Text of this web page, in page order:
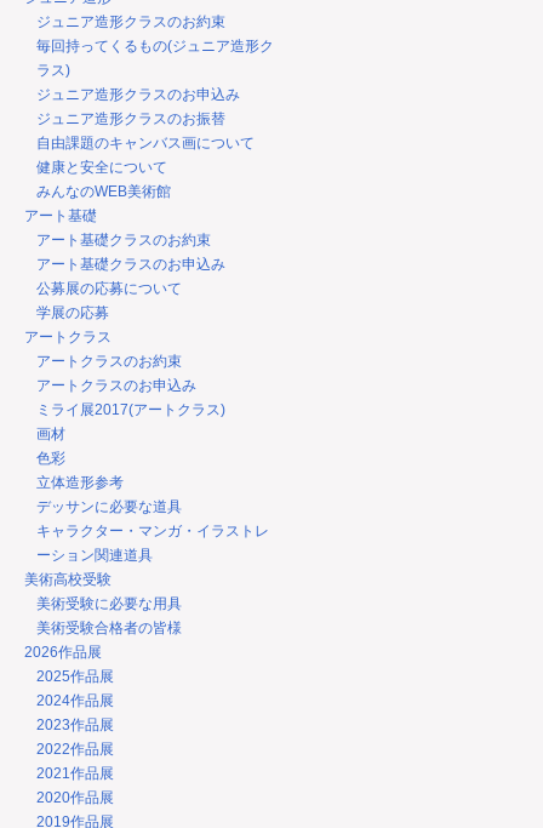
ジュニア造形クラスのお約束
毎回持ってくるもの(ジュニア造形ク
ラス)
ジュニア造形クラスのお申込み
ジュニア造形クラスのお振替
自由課題のキャンバス画について
健康と安全について
みんなのWEB美術館
アート基礎
アート基礎クラスのお約束
アート基礎クラスのお申込み
公募展の応募について
学展の応募
アートクラス
アートクラスのお約束
アートクラスのお申込み
ミライ展2017(アートクラス)
画材
色彩
立体造形参考
デッサンに必要な道具
キャラクター・マンガ・イラストレ
ーション関連道具
美術高校受験
美術受験に必要な用具
美術受験合格者の皆様
2026作品展
2025作品展
2024作品展
2023作品展
2022作品展
2021作品展
2020作品展
2019作品展